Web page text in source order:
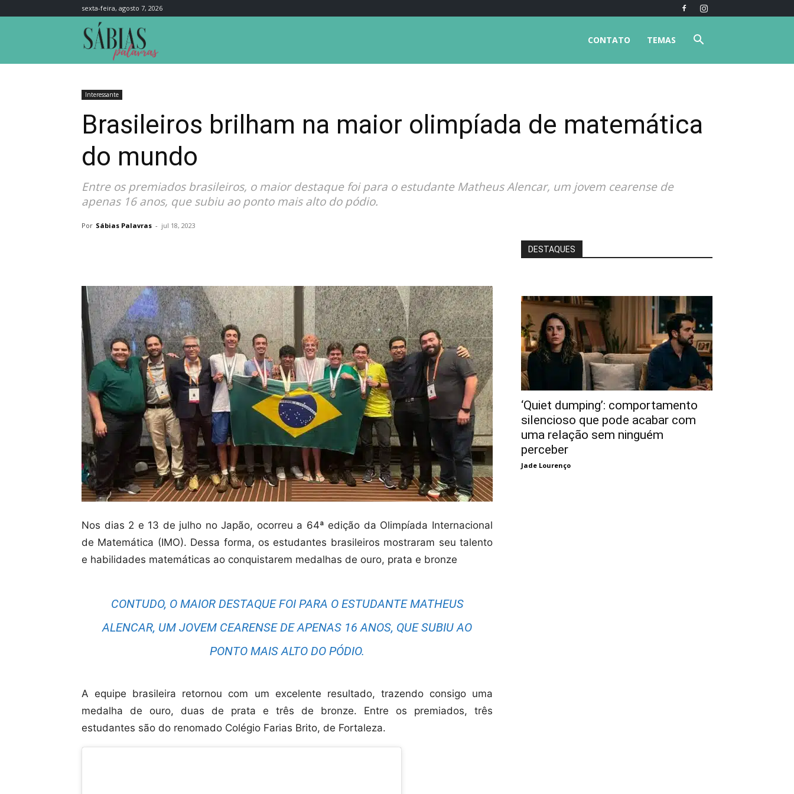
sexta-feira, agosto 7, 2026
TEMAS
CONTATO
Interessante
Brasileiros brilham na maior olimpíada de matemática
do mundo
Entre os premiados brasileiros, o maior destaque foi para o estudante Matheus Alencar, um jovem cearense de
apenas 16 anos, que subiu ao ponto mais alto do pódio.
Por Sábias Palavras - jul 18, 2023
Nos dias 2 e 13 de julho no Japão, ocorreu a 64ª edição da Olimpíada Internacional
de Matemática (IMO). Dessa forma, os estudantes brasileiros mostraram seu talento
e habilidades matemáticas ao conquistarem medalhas de ouro, prata e bronze
CONTUDO, O MAIOR DESTAQUE FOI PARA O ESTUDANTE MATHEUS
ALENCAR, UM JOVEM CEARENSE DE APENAS 16 ANOS, QUE SUBIU AO
PONTO MAIS ALTO DO PÓDIO.
A equipe brasileira retornou com um excelente resultado, trazendo consigo uma
medalha de ouro, duas de prata e três de bronze. Entre os premiados, três
estudantes são do renomado Colégio Farias Brito, de Fortaleza.
DESTAQUES
‘Quiet dumping’: comportamento
silencioso que pode acabar com
uma relação sem ninguém
perceber
Jade Lourenço